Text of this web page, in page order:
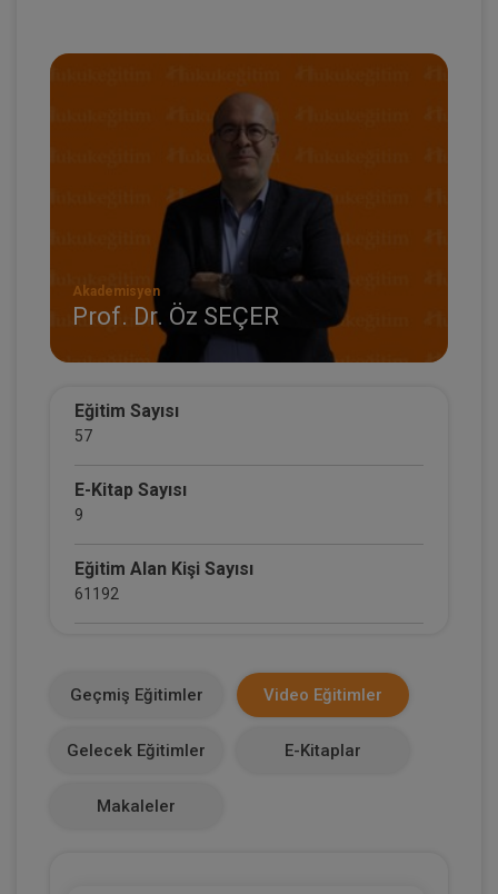
Akademisyen
Prof. Dr. Öz SEÇER
Eğitim Sayısı
57
E-Kitap Sayısı
9
Eğitim Alan Kişi Sayısı
61192
0
Geçmiş Eğitimler Video Eğitimler
Gelecek Eğitimler E-Kitaplar
Makaleler